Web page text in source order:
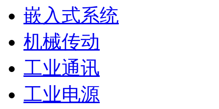
嵌入式系统
机械传动
工业通讯
工业电源